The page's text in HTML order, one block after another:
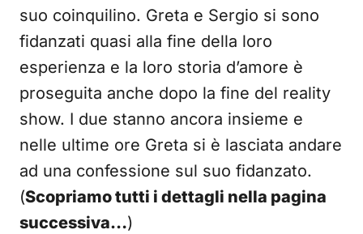
suo coinquilino. Greta e Sergio si sono
fidanzati quasi alla fine della loro
esperienza e la loro storia d’amore è
proseguita anche dopo la fine del reality
show. I due stanno ancora insieme e
nelle ultime ore Greta si è lasciata andare
ad una confessione sul suo fidanzato.
(Scopriamo tutti i dettagli nella pagina
successiva…)